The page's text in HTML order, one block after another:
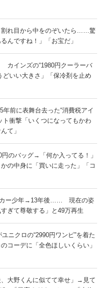
れ目から中をのぞいたら……驚
んですね！」「お宝だ」
カインズの“1980円クーラーバ
いい大きさ」「保冷剤を止め
年前に表舞台去った“消費税アイ
衝撃「いくつになってもかわ
て」
のバッグ→「何か入ってる！」
中身に「買いに走った」「コ
カー少年→13年後…… 現在の姿
ぎて尊敬する」と49万再生
ニクロの“2990円ワンピ”を着た
ーデに「全色ほしいくらい」
大野くんに似てて幸せ」→見て